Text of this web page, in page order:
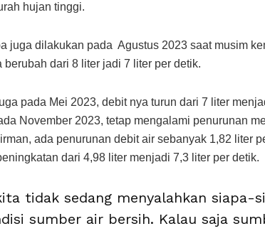
hujan tinggi.
juga dilakukan pada Agustus 2023 saat musim
berubah dari 8 liter jadi 7 liter per detik.
pada Mei 2023, debit nya turun dari 7 liter
November 2023, tetap mengalami penurunan
ada penurunan debit air sebanyak 1,82 liter
dari 4,98 liter menjadi 7,3 liter per detik.
tidak sedang menyalahkan siapa-
sumber air bersih. Kalau saja